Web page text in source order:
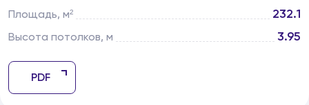
Площадь, м² 232.1
Высота потолков, м 3.95
PDF